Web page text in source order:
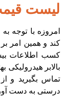
لیست
امروزه با توجه
کند و همین امر
کسب اطلاعات
بالابر
تماس بگیرید و
درستی به دست